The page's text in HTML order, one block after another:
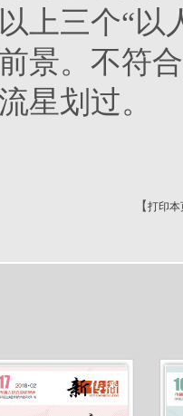
上三个“以
景。不符
星划过。
【 打印本